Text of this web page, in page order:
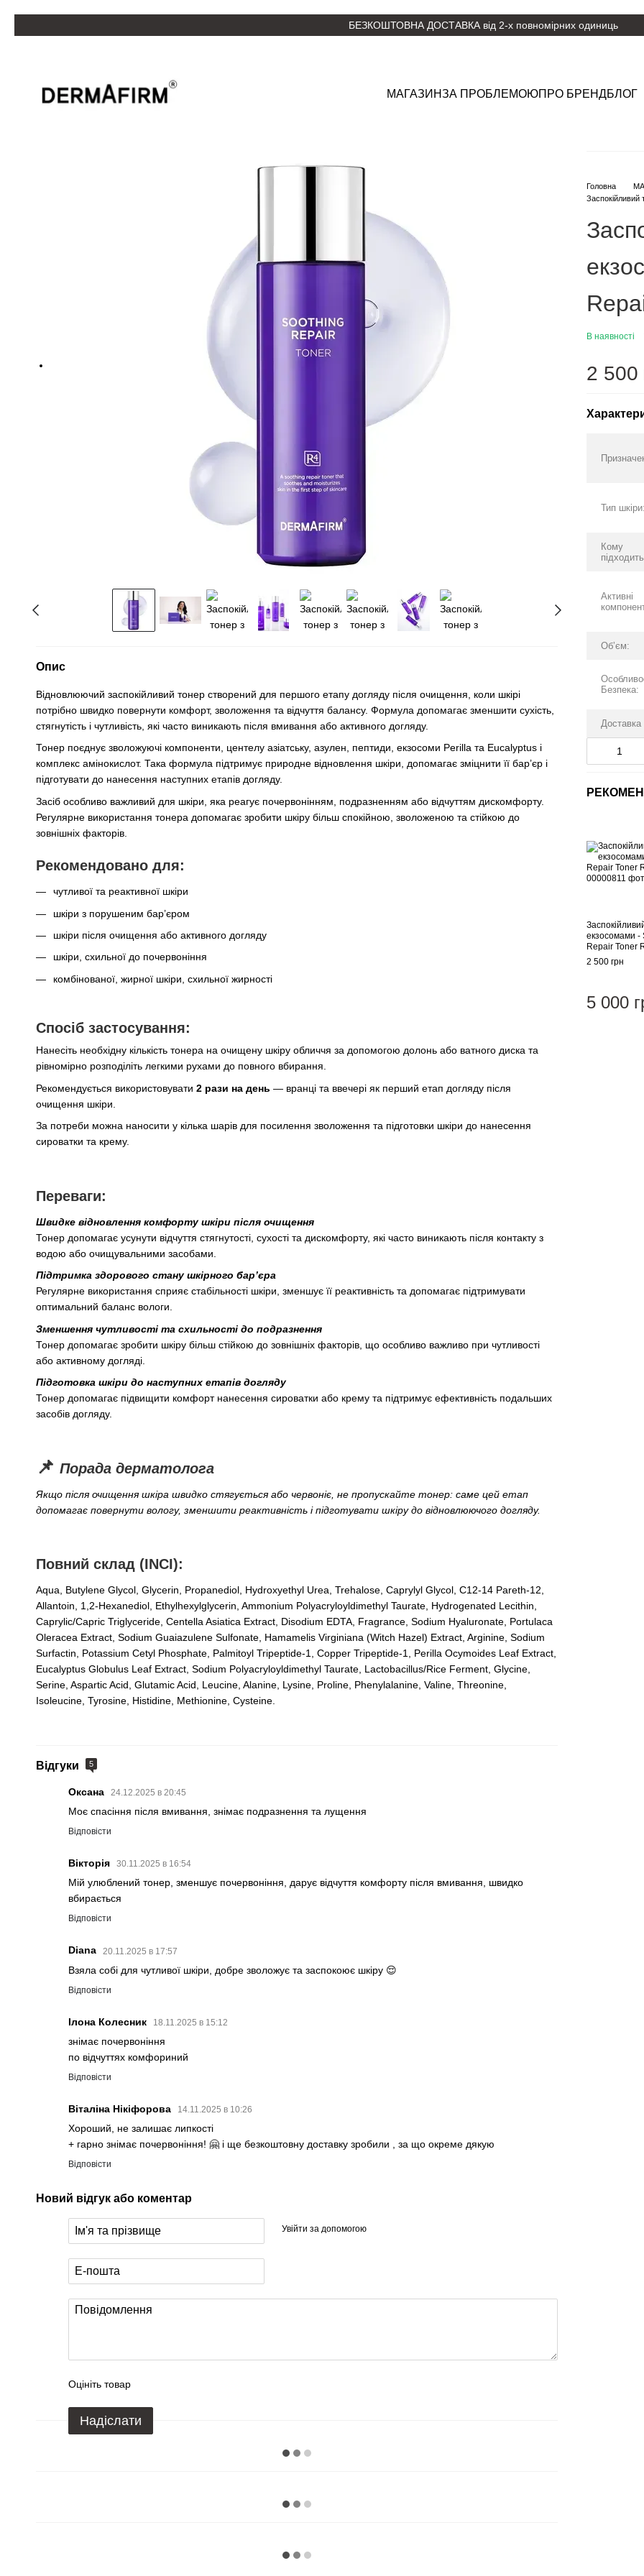
БЕЗКОШТОВНА ДОСТАВКА від 2-х повномірних одиниць
МАГАЗИНЗА ПРОБЛЕМОЮПРО БРЕНДБЛОГ
Опис
Відновлюючий заспокійливий тонер створений для першого етапу догляду після очищення, коли шкірі
потрібно швидко повернути комфорт, зволоження та відчуття балансу. Формула допомагає зменшити сухість,
стягнутість і чутливість, які часто виникають після вмивання або активного догляду.
Тонер поєднує зволожуючі компоненти, центелу азіатську, азулен, пептиди, екзосоми Perilla та Eucalyptus і
комплекс амінокислот. Така формула підтримує природне відновлення шкіри, допомагає зміцнити її бар’єр і
підготувати до нанесення наступних етапів догляду.
Засіб особливо важливий для шкіри, яка реагує почервонінням, подразненням або відчуттям дискомфорту.
Регулярне використання тонера допомагає зробити шкіру більш спокійною, зволоженою та стійкою до
зовнішніх факторів.
Рекомендовано для:
чутливої та реактивної шкіри
шкіри з порушеним бар’єром
шкіри після очищення або активного догляду
шкіри, схильної до почервоніння
комбінованої, жирної шкіри, схильної жирності
Спосіб застосування:
Нанесіть необхідну кількість тонера на очищену шкіру обличчя за допомогою долонь або ватного диска та
рівномірно розподіліть легкими рухами до повного вбирання.
Рекомендується використовувати 2 рази на день — вранці та ввечері як перший етап догляду після
очищення шкіри.
За потреби можна наносити у кілька шарів для посилення зволоження та підготовки шкіри до нанесення
сироватки та крему.
Переваги:
Швидке відновлення комфорту шкіри після очищення
Тонер допомагає усунути відчуття стягнутості, сухості та дискомфорту, які часто виникають після контакту з
водою або очищувальними засобами.
Підтримка здорового стану шкірного бар’єра
Регулярне використання сприяє стабільності шкіри, зменшує її реактивність та допомагає підтримувати
оптимальний баланс вологи.
Зменшення чутливості та схильності до подразнення
Тонер допомагає зробити шкіру більш стійкою до зовнішніх факторів, що особливо важливо при чутливості
або активному догляді.
Підготовка шкіри до наступних етапів догляду
Тонер допомагає підвищити комфорт нанесення сироватки або крему та підтримує ефективність подальших
засобів догляду.
📌 Порада дерматолога
Якщо після очищення шкіра швидко стягується або червоніє, не пропускайте тонер: саме цей етап
допомагає повернути вологу, зменшити реактивність і підготувати шкіру до відновлюючого догляду.
Повний склад (INCI):
Aqua, Butylene Glycol, Glycerin, Propanediol, Hydroxyethyl Urea, Trehalose, Caprylyl Glycol, C12-14 Pareth-12,
Allantoin, 1,2-Hexanediol, Ethylhexylglycerin, Ammonium Polyacryloyldimethyl Taurate, Hydrogenated Lecithin,
Caprylic/Capric Triglyceride, Centella Asiatica Extract, Disodium EDTA, Fragrance, Sodium Hyaluronate, Portulaca
Oleracea Extract, Sodium Guaiazulene Sulfonate, Hamamelis Virginiana (Witch Hazel) Extract, Arginine, Sodium
Surfactin, Potassium Cetyl Phosphate, Palmitoyl Tripeptide-1, Copper Tripeptide-1, Perilla Ocymoides Leaf Extract,
Eucalyptus Globulus Leaf Extract, Sodium Polyacryloyldimethyl Taurate, Lactobacillus/Rice Ferment, Glycine,
Serine, Aspartic Acid, Glutamic Acid, Leucine, Alanine, Lysine, Proline, Phenylalanine, Valine, Threonine,
Isoleucine, Tyrosine, Histidine, Methionine, Cysteine.
Відгуки 5
Оксана 24.12.2025 в 20:45
Моє спасіння після вмивання, знімає подразнення та лущення
Відповісти
Вікторія 30.11.2025 в 16:54
Мій улюблений тонер, зменшує почервоніння, дарує відчуття комфорту після вмивання, швидко
вбирається
Відповісти
Diana 20.11.2025 в 17:57
Взяла собі для чутливої шкіри, добре зволожує та заспокоює шкіру 😌
Відповісти
Ілона Колесник 18.11.2025 в 15:12
знімає почервоніння
по відчуттях комфориний
Відповісти
Віталіна Нікіфорова 14.11.2025 в 10:26
Хороший, не залишає липкості
+ гарно знімає почервоніння! 🤗 і ще безкоштовну доставку зробили , за що окреме дякую
Відповісти
Новий відгук або коментар
Увійти за допомогою
Оцініть товар
Надіслати
Головна
В наявності
2 500
Тип шкіри:
Кому
Активні
Обʼєм:
Безпека:
Доставка
екзосомами -
Repair Toner
2 500 грн
5 000